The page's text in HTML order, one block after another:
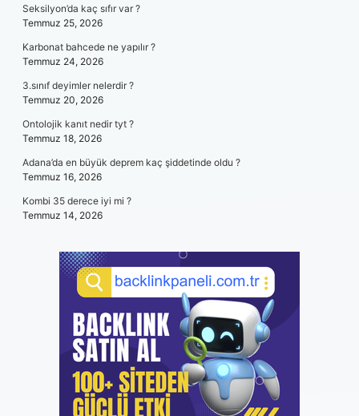
Seksilyon’da kaç sıfır var ?
Temmuz 25, 2026
Karbonat bahcede ne yapılır ?
Temmuz 24, 2026
3.sınıf deyimler nelerdir ?
Temmuz 20, 2026
Ontolojik kanıt nedir tyt ?
Temmuz 18, 2026
Adana’da en büyük deprem kaç şiddetinde oldu ?
Temmuz 16, 2026
Kombi 35 derece iyi mi ?
Temmuz 14, 2026